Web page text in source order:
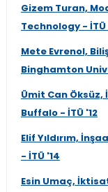
Gizem Turan,
Technology - İTÜ
Mete Evrenol,
Binghamton
Ümit Can
Buffalo - İTÜ '12
Elif Yıldırım,
- İTÜ '14
Esin Umaç,